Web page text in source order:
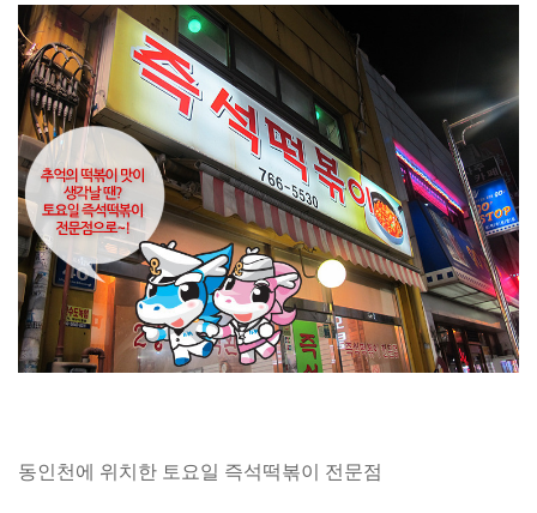
동인천에 위치한 토요일 즉석떡볶이 전문점